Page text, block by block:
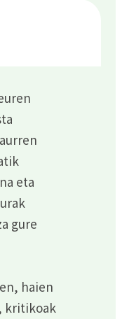
eta
gure
haien
kritikoak